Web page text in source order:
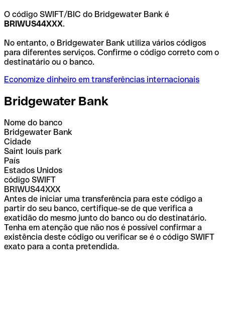
O código SWIFT/BIC do Bridgewater Bank é
BRIWUS44XXX.
No entanto, o Bridgewater Bank utiliza vários códigos
para diferentes serviços. Confirme o código correto com o
destinatário ou o banco.
Economize dinheiro em transferências internacionais
Bridgewater Bank
Nome do banco
Bridgewater Bank
Cidade
Saint louis park
País
Estados Unidos
código SWIFT
BRIWUS44XXX
Antes de iniciar uma transferência para este código a
partir do seu banco, certifique-se de que verifica a
exatidão do mesmo junto do banco ou do destinatário.
Tenha em atenção que não nos é possível confirmar a
existência deste código ou verificar se é o código SWIFT
exato para a conta pretendida.